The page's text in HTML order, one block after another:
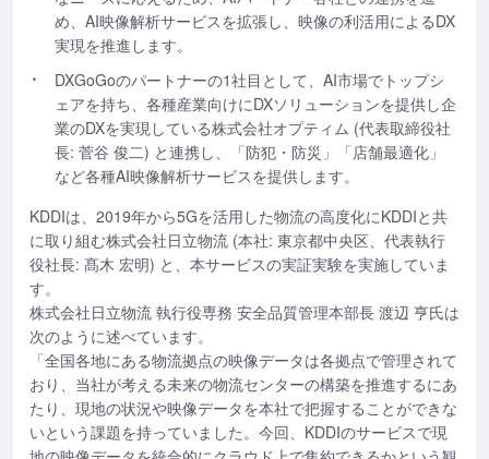
め、AI映像解析サービスを拡張し、映像の利活用によるDX
実現を推進します。
DXGoGoのパートナーの1社目として、AI市場でトップシ
ェアを持ち、各種産業向けにDXソリューションを提供し企
業のDXを実現している株式会社オプティム (代表取締役社
長: 菅谷 俊二) と連携し、「防犯・防災」「店舗最適化」
など各種AI映像解析サービスを提供します。
KDDIは、2019年から5Gを活用した物流の高度化にKDDIと共
に取り組む株式会社日立物流 (本社: 東京都中央区、代表執行
役社長: 髙木 宏明) と、本サービスの実証実験を実施していま
す。
株式会社日立物流 執行役専務 安全品質管理本部長 渡辺 亨氏は
次のように述べています。
「全国各地にある物流拠点の映像データは各拠点で管理されて
おり、当社が考える未来の物流センターの構築を推進するにあ
たり、現地の状況や映像データを本社で把握することができな
いという課題を持っていました。今回、KDDIのサービスで現